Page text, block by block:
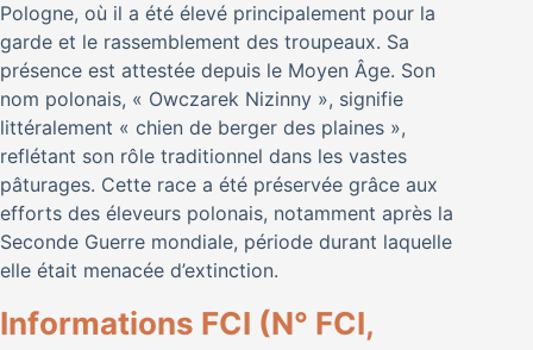
Pologne, où il a été élevé principalement pour la
garde et le rassemblement des troupeaux. Sa
présence est attestée depuis le Moyen Âge. Son
nom polonais, « Owczarek Nizinny », signifie
littéralement « chien de berger des plaines »,
reflétant son rôle traditionnel dans les vastes
pâturages. Cette race a été préservée grâce aux
efforts des éleveurs polonais, notamment après la
Seconde Guerre mondiale, période durant laquelle
elle était menacée d’extinction.
Informations FCI (N° FCI,